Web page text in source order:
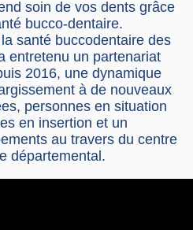
soin de vos dents grâce
bucco-dentaire.
santé buccodentaire des
entretenu un partenariat
2016, une dynamique
à de nouveaux
personnes en situation
en insertion et un
au travers du centre
départemental.